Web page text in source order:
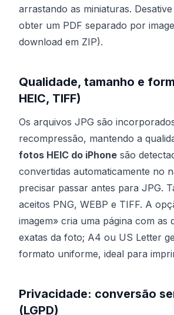
arrastando as miniaturas.
obter um PDF separado por
download em ZIP).
Qualidade, tamanho e
HEIC, TIFF)
Os arquivos JPG são
recompressão, mantendo a
fotos HEIC do iPhone são
convertidas automaticamente no
precisar passar antes para JPG.
aceitos PNG, WEBP e TIFF. A
imagem» cria uma página com as
exatas da foto; A4 ou US Letter
formato uniforme, ideal para
Privacidade: conversão
(LGPD)